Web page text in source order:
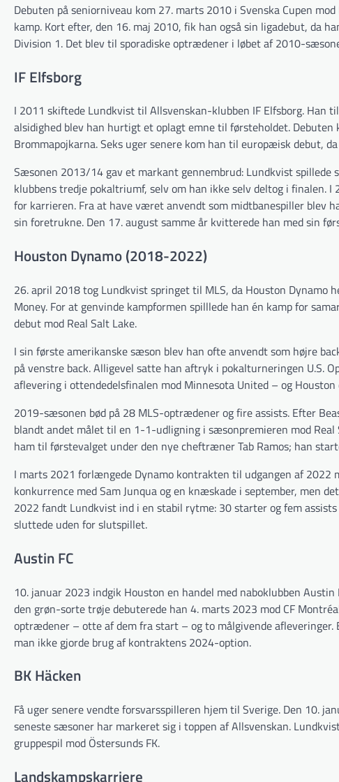
Debuten på seniorniveau kom 27. marts 2010 i Svenska Cupen
kamp. Kort efter, den 16. maj 2010, fik han også sin ligadebut, da
Division 1. Det blev til sporadiske optrædener i løbet af 2010-
IF Elfsborg
I 2011 skiftede Lundkvist til Allsvenskan-klubben IF Elfsborg. Han
alsidighed blev han hurtigt et oplagt emne til førsteholdet.
Brommapojkarna. Seks uger senere kom han til europæisk debut,
Sæsonen 2013/14 gav et markant gennembrud: Lundkvist spillede
klubbens tredje pokaltriumf, selv om han ikke selv deltog i
for karrieren. Fra at have været anvendt som midtbanespiller blev
sin foretrukne. Den 17. august samme år kvitterede han med sin
Houston Dynamo (2018-2022)
26. april 2018 tog Lundkvist springet til MLS, da Houston Dynamo
Money. For at genvinde kampformen spilllede han én kamp for
debut mod Real Salt Lake.
I sin første amerikanske sæson blev han ofte anvendt som højre
på venstre back. Alligevel satte han aftryk i pokalturneringen U.S.
aflevering i ottendedelsfinalen mod Minnesota United – og
2019-sæsonen bød på 28 MLS-optrædener og fire assists. Efter
blandt andet målet til en 1-1-udligning i sæsonpremieren mod
ham til førstevalget under den nye cheftræner Tab Ramos; han
I marts 2021 forlængede Dynamo kontrakten til udgangen af
konkurrence med Sam Junqua og en knæskade i september, men
2022 fandt Lundkvist ind i en stabil rytme: 30 starter og fem
sluttede uden for slutspillet.
Austin FC
10. januar 2023 indgik Houston en handel med naboklubben
den grøn-sorte trøje debuterede han 4. marts 2023 mod CF
optrædener – otte af dem fra start – og to mål­givende
man ikke gjorde brug af kontraktens 2024-option.
BK Häcken
Få uger senere vendte forsvarsspilleren hjem til Sverige. Den 10.
seneste sæsoner har markeret sig i toppen af Allsvenskan.
gruppespil mod Östersunds FK.
Landskampskarriere